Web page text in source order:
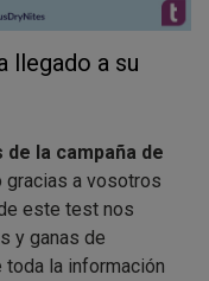
llegado a su
la campaña de
gracias a vosotros
este test nos
y ganas de
la información